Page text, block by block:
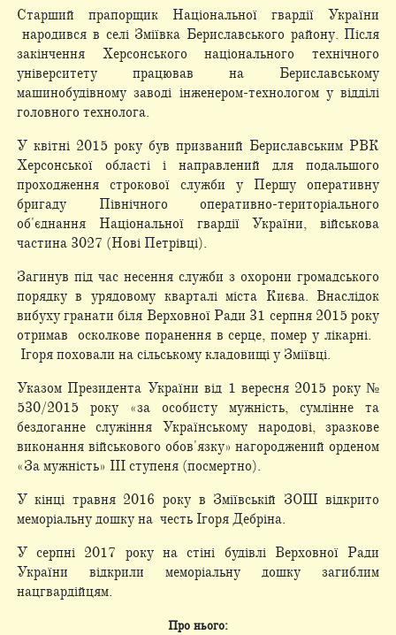
Старший прапорщик Національної гвардії України
народився в селі Зміївка Бериславського району. Після
закінчення Херсонського національного технічного
університету працював на Бериславському
машинобудівному заводі інженером-технологом у відділі
головного технолога.
У квітні 2015 року був призваний Бериславським РВК
Херсонської області і направлений для подальшого
проходження строкової служби у Першу оперативну
бригаду Північного оперативно-територіального
об'єднання Національної гвардії України, військова
частина 3027 (Нові Петрівці).
Загинув під час несення служби з охорони громадського
порядку в урядовому кварталі міста Києва. Внаслідок
вибуху гранати біля Верховної Ради 31 серпня 2015 року
отримав осколкове поранення в серце, помер у лікарні.
Ігоря поховали на сільському кладовищі у Зміївці.
Указом Президента України від 1 вересня 2015 року №
530/2015 року «за особисту мужність, сумлінне та
бездоганне служіння Українському народові, зразкове
виконання військового обов'язку» нагороджений орденом
«За мужність» III ступеня (посмертно).
У кінці травня 2016 року в Зміївській ЗОШ відкрито
меморіальну дошку на честь Ігоря Дебріна.
У серпні 2017 року на стіні будівлі Верховної Ради
України відкрили меморіальну дошку загиблим
нацгвардійцям.
Про нього: